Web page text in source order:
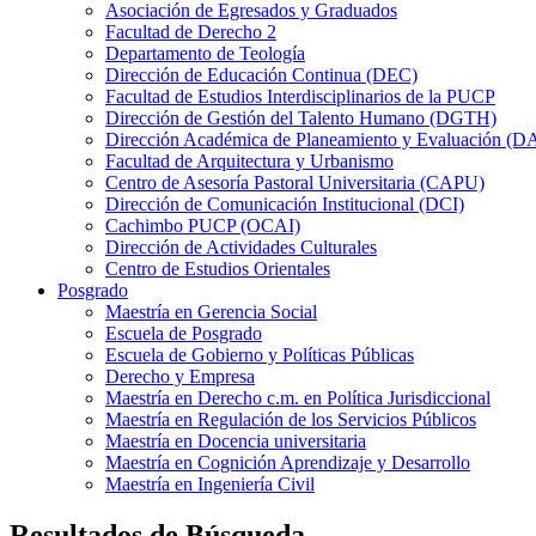
Asociación de Egresados y Graduados
Facultad de Derecho 2
Departamento de Teología
Dirección de Educación Continua (DEC)
Facultad de Estudios Interdisciplinarios de la PUCP
Dirección de Gestión del Talento Humano (DGTH)
Dirección Académica de Planeamiento y Evaluación
Facultad de Arquitectura y Urbanismo
Centro de Asesoría Pastoral Universitaria (CAPU)
Dirección de Comunicación Institucional (DCI)
Cachimbo PUCP (OCAI)
Dirección de Actividades Culturales
Centro de Estudios Orientales
Posgrado
Maestría en Gerencia Social
Escuela de Posgrado
Escuela de Gobierno y Políticas Públicas
Derecho y Empresa
Maestría en Derecho c.m. en Política Jurisdiccional
Maestría en Regulación de los Servicios Públicos
Maestría en Docencia universitaria
Maestría en Cognición Aprendizaje y Desarrollo
Maestría en Ingeniería Civil